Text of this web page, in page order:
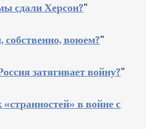
сдали Херсон?"
собственно, воюем?"
затягивает войну?"
в войне с